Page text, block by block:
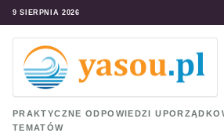
9 SIERPNIA 2026
PRAKTYCZNE ODPOWIEDZI
TEMATÓW